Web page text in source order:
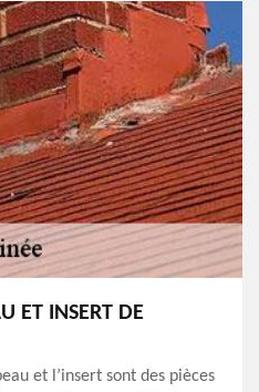
ET INSERT DE
et l’insert sont des pièces